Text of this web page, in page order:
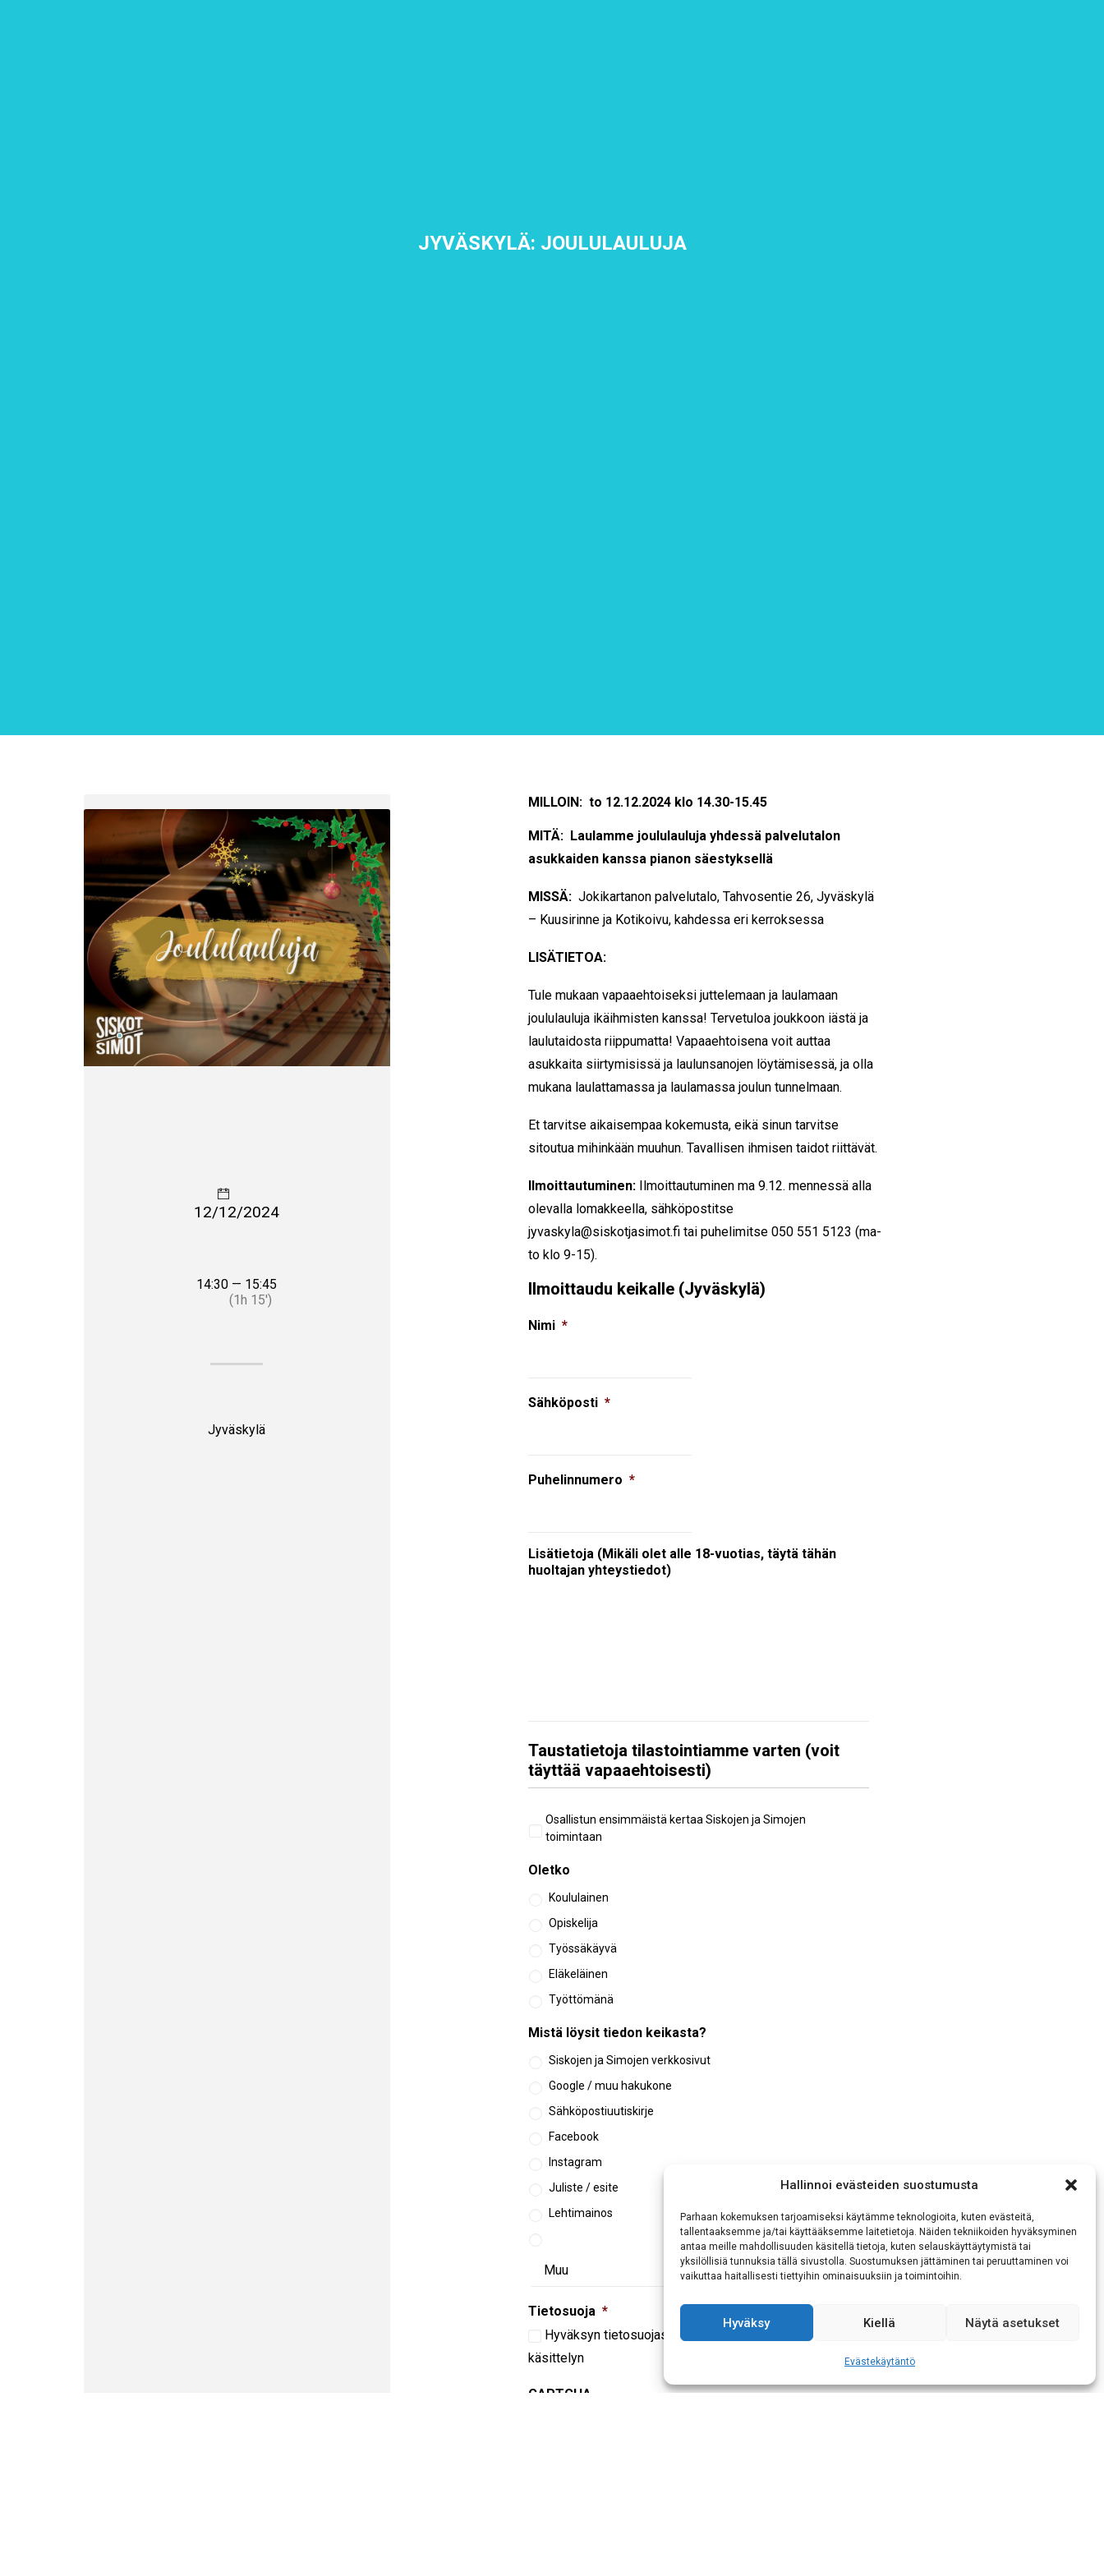
Hallinnoi evästeiden suostumusta
Parhaan kokemuksen tarjoamiseksi käytämme teknologioita, kuten evästeitä,
tallentaaksemme ja/tai käyttääksemme laitetietoja. Näiden tekniikoiden hyväksyminen
antaa meille mahdollisuuden käsitellä tietoja, kuten selauskäyttäytymistä tai
yksilöllisiä tunnuksia tällä sivustolla. Suostumuksen jättäminen tai peruuttaminen voi
vaikuttaa haitallisesti tiettyihin ominaisuuksiin ja toimintoihin.
Hyväksy Kiellä Näytä asetukset
Evästekäytäntö
JYVÄSKYLÄ: JOULULAULUJA
MILLOIN: to 12.12.2024 klo 14.30-15.45
MITÄ: Laulamme joululauluja yhdessä palvelutalon
asukkaiden kanssa pianon säestyksellä
MISSÄ: Jokikartanon palvelutalo, Tahvosentie 26, Jyväskylä
– Kuusirinne ja Kotikoivu, kahdessa eri kerroksessa
LISÄTIETOA:
Tule mukaan vapaaehtoiseksi juttelemaan ja laulamaan
joululauluja ikäihmisten kanssa! Tervetuloa joukkoon iästä ja
laulutaidosta riippumatta! Vapaaehtoisena voit auttaa
asukkaita siirtymisissä ja laulunsanojen löytämisessä, ja olla
mukana laulattamassa ja laulamassa joulun tunnelmaan.
Et tarvitse aikaisempaa kokemusta, eikä sinun tarvitse
sitoutua mihinkään muuhun. Tavallisen ihmisen taidot riittävät.
Ilmoittautuminen:Ilmoittautuminen ma 9.12. mennessä alla
olevalla lomakkeella, sähköpostitse
jyvaskyla@siskotjasimot.fi tai puhelimitse 050 551 5123 (ma-
to klo 9-15).
Ilmoittaudu keikalle (Jyväskylä)
Nimi *
Sähköposti *
Puhelinnumero *
Lisätietoja (Mikäli olet alle 18-vuotias, täytä tähän
huoltajan yhteystiedot)
Taustatietoja tilastointiamme varten (voit
täyttää vapaaehtoisesti)
Aiempi
osallistuminen
Osallistun ensimmäistä kertaa Siskojen ja Simojen
toimintaan
Oletko
Koululainen
Opiskelija
Työssäkäyvä
Eläkeläinen
Työttömänä
Mistä löysit tiedon keikasta?
Siskojen ja Simojen verkkosivut
Google / muu hakukone
Sähköpostiuutiskirje
Facebook
Instagram
Juliste / esite
Lehtimainos
Tietosuoja *
Hyväksyn tietosuojaselosteen
mukaisen tietojeni
käsittelyn
CAPTCHA
12/12/2024
14:30 — 15:45
(1h 15′)
Jyväskylä